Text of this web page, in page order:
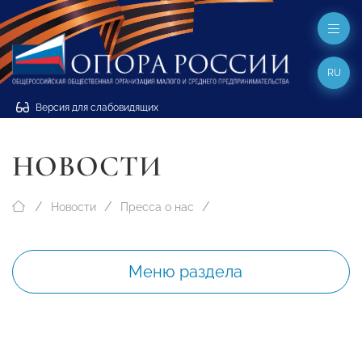
Версия для слабовидящих
RU
НОВОСТИ
Новости Пресса о нас
Меню раздела